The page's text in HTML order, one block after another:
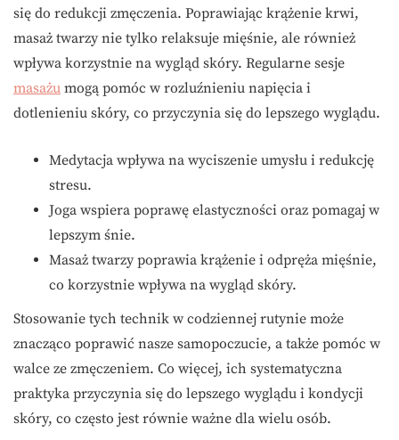
się do redukcji zmęczenia. Poprawiając krążenie krwi,
masaż twarzy nie tylko relaksuje mięśnie, ale również
wpływa korzystnie na wygląd skóry. Regularne sesje
masażu mogą pomóc w rozluźnieniu napięcia i
dotlenieniu skóry, co przyczynia się do lepszego wyglądu.
Medytacja wpływa na wyciszenie umysłu i redukcję
stresu.
Joga wspiera poprawę elastyczności oraz pomagaj w
lepszym śnie.
Masaż twarzy poprawia krążenie i odpręża mięśnie,
co korzystnie wpływa na wygląd skóry.
Stosowanie tych technik w codziennej rutynie może
znacząco poprawić nasze samopoczucie, a także pomóc w
walce ze zmęczeniem. Co więcej, ich systematyczna
praktyka przyczynia się do lepszego wyglądu i kondycji
skóry, co często jest równie ważne dla wielu osób.